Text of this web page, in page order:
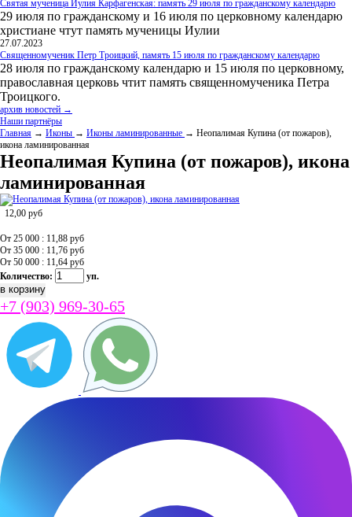
Святая мученица Иулия Карфагенская: память 29 июля по гражданскому календарю
29 июля по гражданскому и 16 июля по церковному календарю
христиане чтут память мученицы Иулии
27.07.2023
Священномученик Петр Троицкий, память 15 июля по гражданскому календарю
28 июля по гражданскому календарю и 15 июля по церковному,
православная церковь чтит память священномученика Петра
Троицкого.
архив новостей →
Наши партнёры
Главная → Иконы → Иконы ламинированные → Неопалимая Купина (от пожаров),
икона ламинированная
Неопалимая Купина (от пожаров), икона
ламинированная
12,00 руб
От 25 000 : 11,88 руб
От 35 000 : 11,76 руб
От 50 000 : 11,64 руб
Количество:
уп.
+7 (903) 969-30-65